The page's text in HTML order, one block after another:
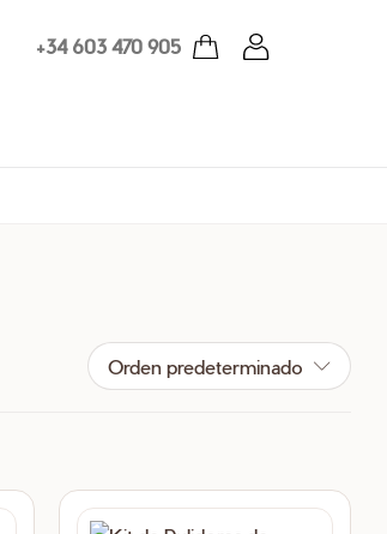
+34 603 470 905
Orden predeterminado